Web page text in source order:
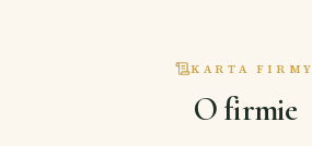
KARTA FIRMY
O firmie